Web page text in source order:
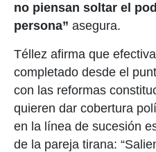
no piensan soltar el
persona” asegura.
Téllez afirma que
completado desde el
con las reformas
quieren dar cobertura
en la línea de sucesión
de la pareja tirana: